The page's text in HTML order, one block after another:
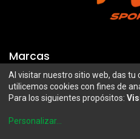
Marcas
Troy Lee Designs
100%
Airoh
Al visitar nuestro sitio web, das tu
utilicemos cookies con fines de
Para los siguientes propósitos:
Personalizar...